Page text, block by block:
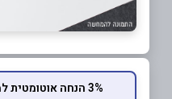
3% הנחה אוטומטית למשלמים בכרטיס המועדון